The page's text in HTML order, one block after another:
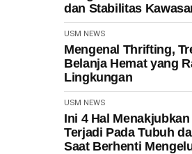
dan Stabilitas
USM NEWS
Mengenal Thrifting,
Belanja Hemat yang
Lingkungan
USM NEWS
Ini 4 Hal
Terjadi Pada Tubuh
Saat Berhenti